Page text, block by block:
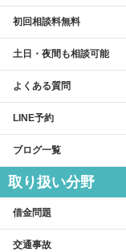
初回相談料無料
土日・夜間も相談可能
よくある質問
LINE予約
ブログ一覧
取り扱い分野
借金問題
交通事故